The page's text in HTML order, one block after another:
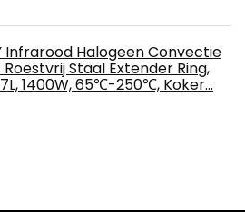
Infrarood Halogeen Convectie
Staal Extender Ring,
1400W, 65℃-250℃, Koker…